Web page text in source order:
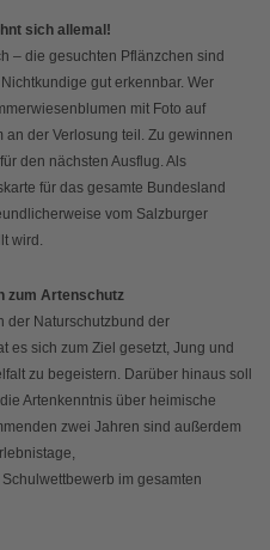
sich allemal!
– die gesuchten Pflänzchen sind
gut erkennbar. Wer
mit Foto auf
an der Verlosung teil. Zu gewinnen
den nächsten Ausflug. Als
für das gesamte Bundesland
vom Salzburger
wird.
zum Artenschutz
der Naturschutzbund der
es sich zum Ziel gesetzt, Jung und
zu begeistern. Darüber hinaus soll
Artenkenntnis über heimische
zwei Jahren sind außerdem
im gesamten